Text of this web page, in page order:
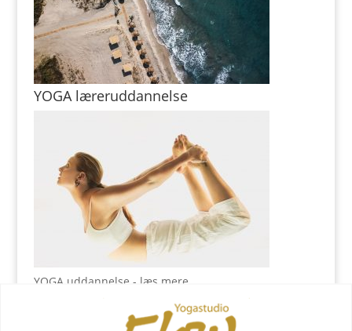
YOGA læreruddannelse
YOGA uddannelse - læs mere
YOGA Retreats